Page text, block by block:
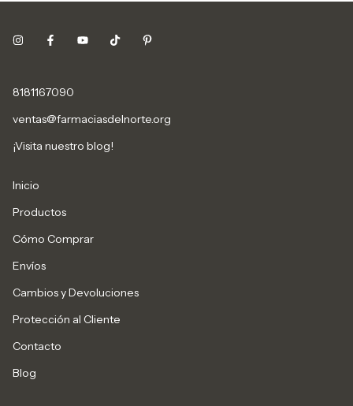
8181167090
ventas@farmaciasdelnorte.org
¡Visita nuestro blog!
Inicio
Productos
Cómo Comprar
Envíos
Cambios y Devoluciones
Protección al Cliente
Contacto
Blog